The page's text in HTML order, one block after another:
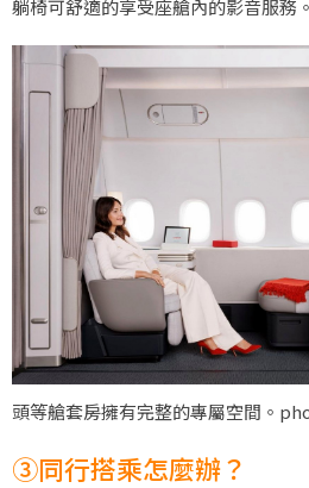
躺椅可舒適的享受座艙內的影音服
頭等艙套房擁有完整的專屬空間。
③同行搭乘怎麼辦？